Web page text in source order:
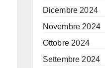
Dicembre 2024
Novembre 2024
Ottobre 2024
Settembre 2024